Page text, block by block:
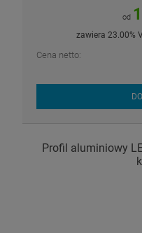
od
zawiera 23.00%
Cena netto:
Profil aluminiowy